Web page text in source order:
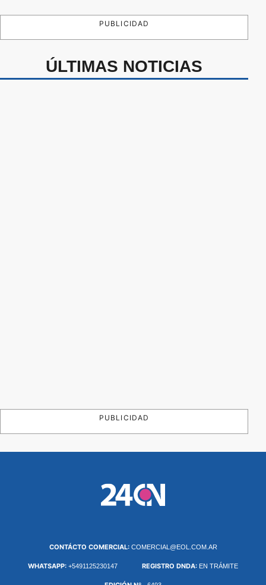
PUBLICIDAD
ÚLTIMAS NOTICIAS
PUBLICIDAD
CONTÁCTO COMERCIAL: COMERCIAL@EOL.COM.AR
WHATSAPP: +5491125230147 REGISTRO DNDA: EN TRÁMITE